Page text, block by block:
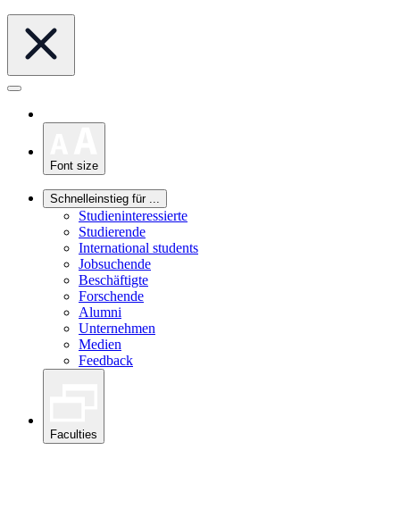
Font size
Schnelleinstieg für ...
Studieninteressierte
Studierende
International students
Jobsuchende
Beschäftigte
Forschende
Alumni
Unternehmen
Medien
Feedback
Faculties